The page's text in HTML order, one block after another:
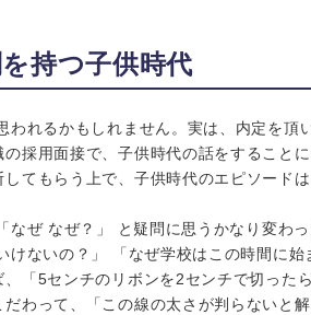
持つ子供時代
われるかもしれません。実は、内定を頂
採用面接で、子供時代の話をすること
てもらう上で、子供時代のエピソード
なぜ なぜ？」 と疑問に思うかなり変わ
けないの？」 「なぜ学校はこの時間に
「5センチのリボンを2センチで切った
わって、「この線の太さが判らないと